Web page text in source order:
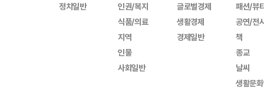
정치일반
인권/복지
식품/의료
지역
인물
사회일반
글로벌경제
생활경제
경제일반
패션/뷰
공연/전
책
종교
날씨
생활문